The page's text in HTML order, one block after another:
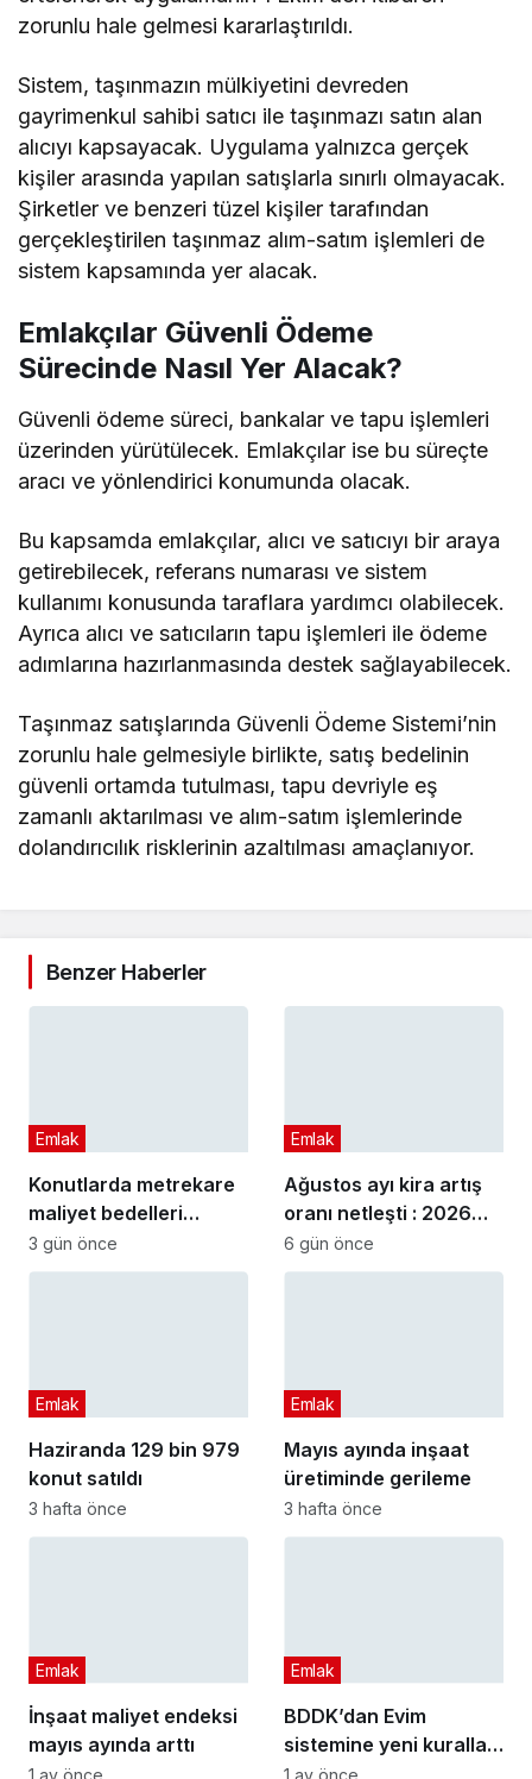
zorunlu hale gelmesi kararlaştırıldı.
Sistem, taşınmazın mülkiyetini devreden
gayrimenkul sahibi satıcı ile taşınmazı satın alan
alıcıyı kapsayacak. Uygulama yalnızca gerçek
kişiler arasında yapılan satışlarla sınırlı olmayacak.
Şirketler ve benzeri tüzel kişiler tarafından
gerçekleştirilen taşınmaz alım-satım işlemleri de
sistem kapsamında yer alacak.
Emlakçılar Güvenli Ödeme
Sürecinde Nasıl Yer Alacak?
Güvenli ödeme süreci, bankalar ve tapu işlemleri
üzerinden yürütülecek. Emlakçılar ise bu süreçte
aracı ve yönlendirici konumunda olacak.
Bu kapsamda emlakçılar, alıcı ve satıcıyı bir araya
getirebilecek, referans numarası ve sistem
kullanımı konusunda taraflara yardımcı olabilecek.
Ayrıca alıcı ve satıcıların tapu işlemleri ile ödeme
adımlarına hazırlanmasında destek sağlayabilecek.
Taşınmaz satışlarında Güvenli Ödeme Sistemi’nin
zorunlu hale gelmesiyle birlikte, satış bedelinin
güvenli ortamda tutulması, tapu devriyle eş
zamanlı aktarılması ve alım-satım işlemlerinde
dolandırıcılık risklerinin azaltılması amaçlanıyor.
Benzer Haberler
Konutlarda metrekare
maliyet bedelleri
güncellendi
Emlak
3 gün önce
Ağustos ayı kira artış
oranı netleşti : 2026
Ağustos ayı kira artış
oranı ne kadar oldu?
Emlak
6 gün önce
Haziranda 129 bin 979
konut satıldı
Emlak
3 hafta önce
Mayıs ayında inşaat
üretiminde gerileme
Emlak
3 hafta önce
İnşaat maliyet endeksi
mayıs ayında arttı
Emlak
1 ay önce
BDDK’dan Evim
sistemine yeni kurallar
geldi
Emlak
1 ay önce